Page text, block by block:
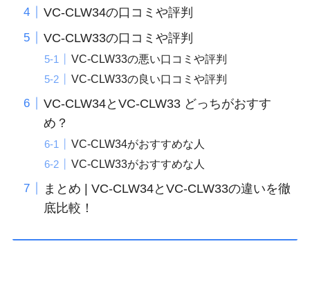
VC-CLW34の口コミや評判
VC-CLW33の口コミや評判
VC-CLW33の悪い口コミや評判
VC-CLW33の良い口コミや評判
VC-CLW34とVC-CLW33 どっちがおすす
め？
VC-CLW34がおすすめな人
VC-CLW33がおすすめな人
まとめ | VC-CLW34とVC-CLW33の違いを徹
底比較！